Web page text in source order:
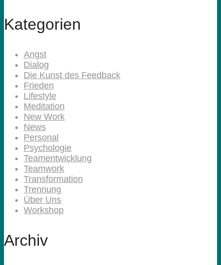
Kategorien
Angst
Dialog
Die Kunst des Feedback
Frieden
Lifestyle
Meditation
New Work
News
Personal
Psychologie
Teamentwicklung
Teamwork
Transformation
Trennung
Über Uns
Workshop
Archiv